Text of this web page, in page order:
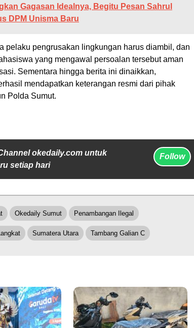
Gagasan Idealnya, Begitu Pesan Sahrul
DPM Unisma Baru
pelaku pengrusakan lingkungan harus diambil, dan
yang mengawal persoalan tersebut aman
Sementara hingga berita ini dinaikkan,
mendapatkan keterangan resmi dari pihak
Polda Sumut.
okedaily.com untuk
setiap hari
Follow
Okedaily Sumut Penambangan Ilegal
Sumatera Utara Tambang Galian C